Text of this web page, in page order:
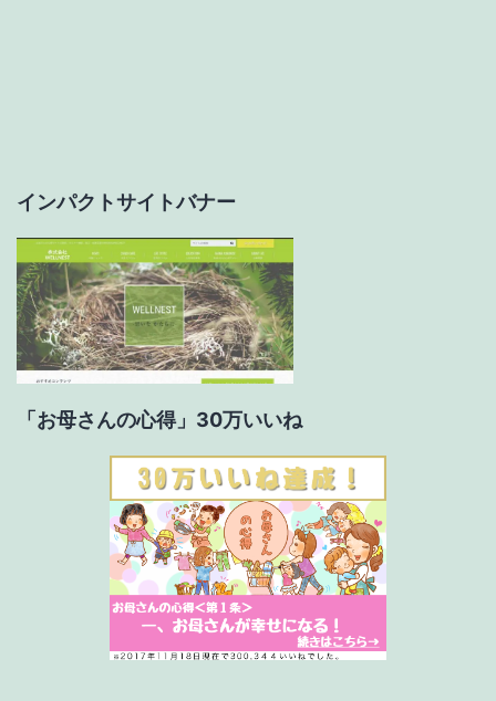
ン
インパクトサイトバナー
「お母さんの心得」30万いいね